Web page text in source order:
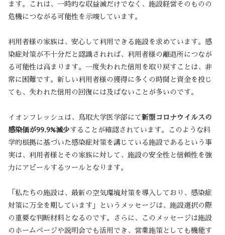
ます。これは、一時的な収益減だけでなく、施設経営そのものの
危機につながる可能性を示唆しています。
利用者様の家族は、安心して利用できる施設を求めています。感
染症対策が不十分だと認識されれば、利用者様の離退所につなが
る可能性は高まります。一度失われた信用を取り戻すことは、非
常に困難です。新しい利用者様の獲得に多くの時間と資金を投じ
ても、失われた信用の回復には及ばないことが多いのです。
イオンフレッシュは、鳥取大学医学部にて新型コロナウイルスの
感染価が99.9%減少することが確認されています。このような科
学的根拠に基づいた感染症対策を講じている施設であるという事
実は、利用者様とその家族に対して、施設の安全性と信頼性を強
力にアピールするツールとなります。
「私たちの施設は、最新の空気環境対策を導入しており、感染症
対策に万全を期しています」というメッセージは、施設選択の際
の重要な判断材料となるのです。さらに、このメッセージは施設
のホームページや説明会でも活用でき、営業施策としても機能す